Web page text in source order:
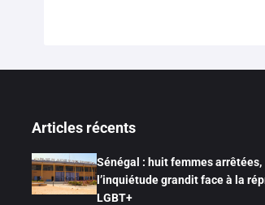
Articles récents
Sénégal : huit femmes arrêtées,
l’inquiétude grandit face à la
LGBT+